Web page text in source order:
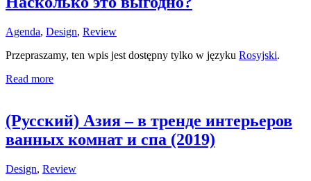
Agenda, Design, Review
Przepraszamy, ten wpis jest dostępny tylko w języku Rosyjski.
Read more
(Русский) Азия – в тренде интерьеров
ванных комнат и спа (2019)
Design, Review